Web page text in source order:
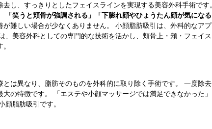
し、すっきりとしたフェイスラインを実現する美容外科手術です
「笑うと頬骨が強調される」「下膨れ顔やひょうたん顔が気になる
難しい場合が少なくありません。 小顔脂肪吸引は、外科的なア
美容外科としての専門的な技術を活かし、頬骨上・頬・フェイ
は異なり、脂肪そのものを外科的に取り除く手術です。 一度除
の特徴です。 「エステや小顔マッサージでは満足できなかった
脂肪吸引です。